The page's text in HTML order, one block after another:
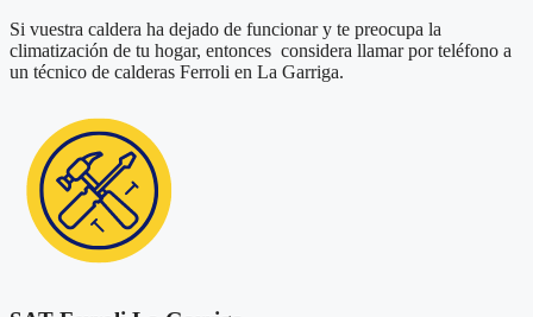
Si vuestra caldera ha dejado de funcionar y te preocupa la
climatización de tu hogar, entonces considera llamar por teléfono a
un técnico de calderas Ferroli en La Garriga.